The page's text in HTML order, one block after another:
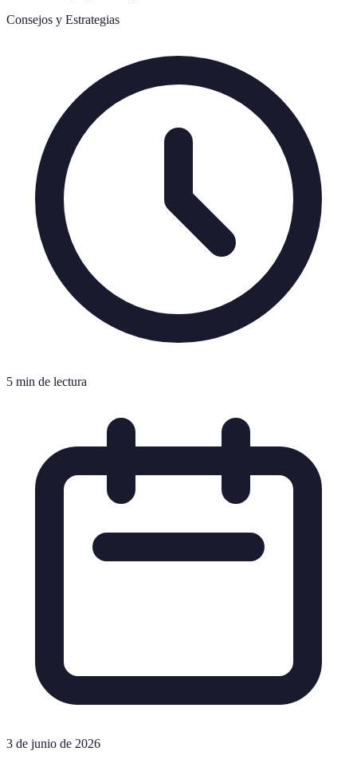
Consejos y Estrategias
5 min de lectura
3 de junio de 2026